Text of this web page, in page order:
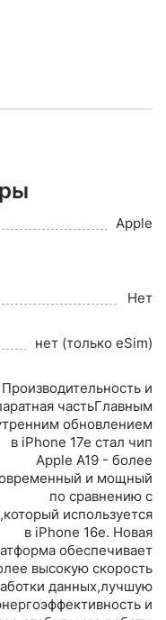
Apple
Нет
нет (только eSim)
Производительность и
частьГлавным
обновлением
в iPhone 17e стал чип
Apple A19 - более
и мощный
по сравнению с
используется
в iPhone 16e. Новая
обеспечивает
высокую скорость
данных,лучшую
и